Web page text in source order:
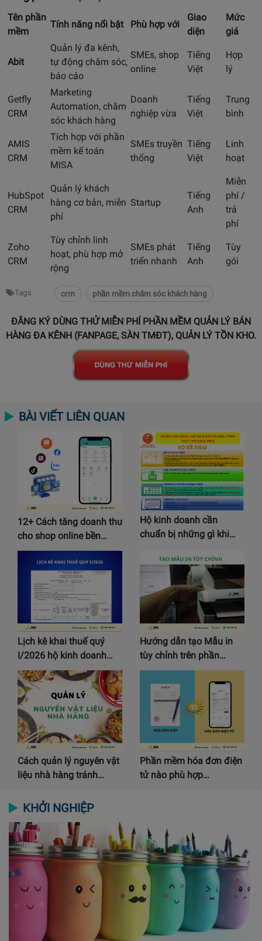
Tên phần
mềm
Tính năng nổi bật Phù hợp với
Giao
diện
Mức
giá
Abit
Quản lý đa kênh,
tự động chăm sóc,
báo cáo
SMEs, shop
online
Tiếng
Việt
Hợp
lý
Getfly
CRM
Marketing
Automation, chăm
sóc khách hàng
Doanh
nghiệp vừa
Tiếng
Việt
Trung
bình
AMIS
CRM
Tích hợp với phần
mềm kế toán
MISA
SMEs truyền
thống
Tiếng
Việt
Linh
hoạt
HubSpot
CRM
Quản lý khách
hàng cơ bản, miễn
phí
Startup
Tiếng
Anh
Miễn
phí /
trả
phí
Zoho
CRM
Tùy chỉnh linh
hoạt, phù hợp mở
rộng
SMEs phát
triển nhanh
Tiếng
Anh
Tùy
gói
Tags crm phần mềm chăm sóc khách hàng
ĐĂNG KÝ DÙNG THỬ MIỄN PHÍ PHẦN MỀM QUẢN LÝ BÁN
HÀNG ĐA KÊNH (FANPAGE, SÀN TMĐT), QUẢN LÝ TỒN KHO.
BÀI VIẾT LIÊN QUAN
12+ Cách tăng doanh thu
cho shop online bền…
Hộ kinh doanh cần
chuẩn bị những gì khi…
Lịch kê khai thuế quý
I/2026 hộ kinh doanh…
Hướng dẫn tạo Mẫu in
tùy chỉnh trên phần…
Cách quản lý nguyên vật
liệu nhà hàng tránh…
Phần mềm hóa đơn điện
tử nào phù hợp…
KHỞI NGHIỆP